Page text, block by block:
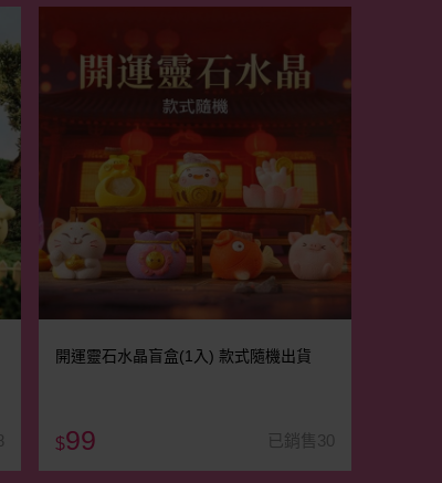
開運靈石水晶盲盒(1入) 款式隨機出貨
$99 已銷售30